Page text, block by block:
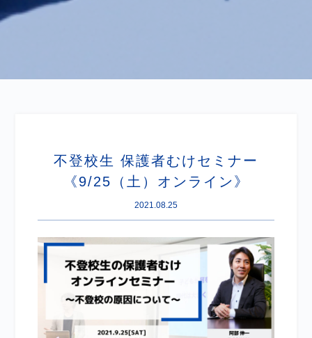
不登校生 保護者むけセミナー
《9/25（土）オンライン》
2021.08.25